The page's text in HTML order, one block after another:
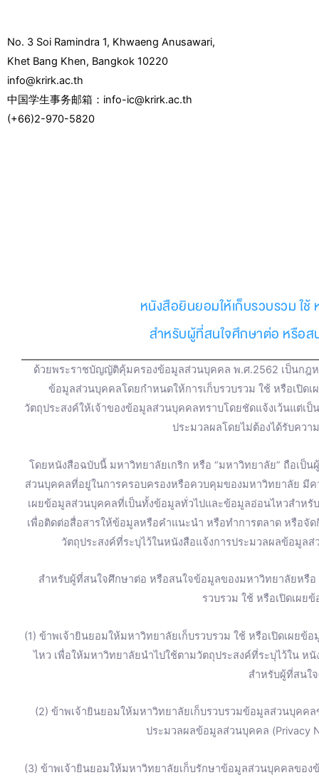
No. 3 Soi Ramindra 1, Khwaeng Anusawari,
Khet Bang Khen, Bangkok 10220
info@krirk.ac.th
中国学生事务邮箱：info-ic@krirk.ac.th
(+66)2-970-5820
o
o
k
b
e
a
g
r
a
m
t
e
r
หนังสือยินยอมให้เก็บรวบรวม ใ
สำหรับผู้ที่สนใจศึกษาต่อ หรือ
ด้วยพระราชบัญญัติคุ้มครองข้อมูลส่วนบุคคล พ.ศ.2562 เป็นกฎ
ข้อมูลส่วนบุคคลโดยกำหนดให้การเก็บรวบรวม ใช้ หรือเปิ
วัตถุประสงค์ให้เจ้าของข้อมูลส่วนบุคคลทราบโดยชัดแจ้งเว้นแต่
ประมวลผลโดยไม่ต้องได้รับคว
โดยหนังสือฉบับนี้ มหาวิทยาลัยเกริก หรือ “มหาวิทยาลัย” ถือเ
ส่วนบุคคลที่อยู่ในการครอบครองหรือควบคุมของมหาวิทยาลัย มี
เผยข้อมูลส่วนบุคคลที่เป็นทั้งข้อมูลทั่วไปและข้อมูลอ่อนไหวสำห
เพื่อติดต่อสื่อสารให้ข้อมูลหรือคำแนะนำ หรือทำการตลาด หรือจั
วัตถุประสงค์ที่ระบุไว้ในหนังสือแจ้งการประมวลผลข้อมูล
สำหรับผู้ที่สนใจศึกษาต่อ หรือสนใจข้อมูลของมหาวิทยาลัยหรื
รวบรวม ใช้ หรือเปิดเผย
(1) ข้าพเจ้ายินยอมให้มหาวิทยาลัยเก็บรวบรวม ใช้ หรือเปิดเผย
ไหว เพื่อให้มหาวิทยาลัยนำไปใช้ตามวัตถุประสงค์ที่ระบุไว้ใน
สำหรับผู้ที่สนใ
(2) ข้าพเจ้ายินยอมให้มหาวิทยาลัยเก็บรวบรวมข้อมูลส่วนบุคค
ประมวลผลข้อมูลส่วนบุคคล (Privacy
(3) ข้าพเจ้ายินยอมให้มหาวิทยาลัยเก็บรักษาข้อมูลส่วนบุคคลของ